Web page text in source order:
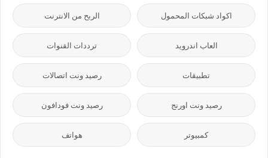
اكواد شبكات المحمول الربح من الانترنت
العاب اندرويد ترددات القنوات
تطبيقات رصيد ونت اتصالات
رصيد ونت اورنج رصيد ونت فودافون
كمبيوتر هواتف